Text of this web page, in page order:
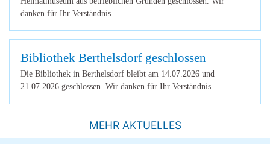
danken für Ihr Verständnis.
Bibliothek Berthelsdorf geschlossen
Die Bibliothek in Berthelsdorf bleibt am 14.07.2026 und
21.07.2026 geschlossen. Wir danken für Ihr Verständnis.
MEHR AKTUELLES